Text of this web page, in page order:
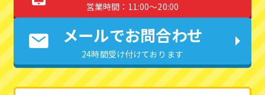
営業時間：11:00〜20:00
メールでお問合わせ
24時間受け付けております